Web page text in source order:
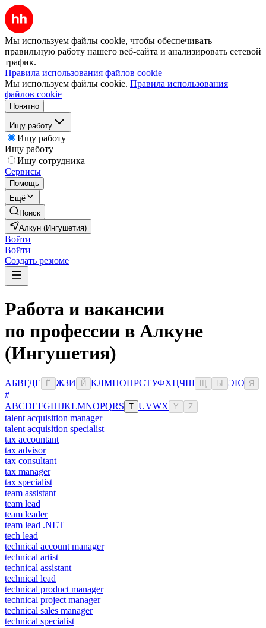
Мы используем файлы cookie, чтобы обеспечивать
правильную работу нашего веб-сайта и анализировать сетевой
трафик.
Правила использования файлов cookie
Мы используем файлы cookie. Правила использования
файлов cookie
Понятно
Ищу работу
Ищу работу
Ищу работу
Ищу сотрудника
Сервисы
Помощь
Ещё
Поиск
Алкун (Ингушетия)
Войти
Войти
Создать резюме
Работа и вакансии
по профессии в Алкуне
(Ингушетия)
АБВГДЕ Ё ЖЗИ Й КЛМНОПРСТУФХЦЧШ Ы ЭЮ Я
#
ABCDEFGHIJKLMNOPQRS T UVWX Y Z
talent acquisition manager
talent acquisition specialist
tax accountant
tax advisor
tax consultant
tax manager
tax specialist
team assistant
team lead
team leader
team lead .NET
tech lead
technical account manager
technical artist
technical assistant
technical lead
technical product manager
technical project manager
technical sales manager
technical specialist